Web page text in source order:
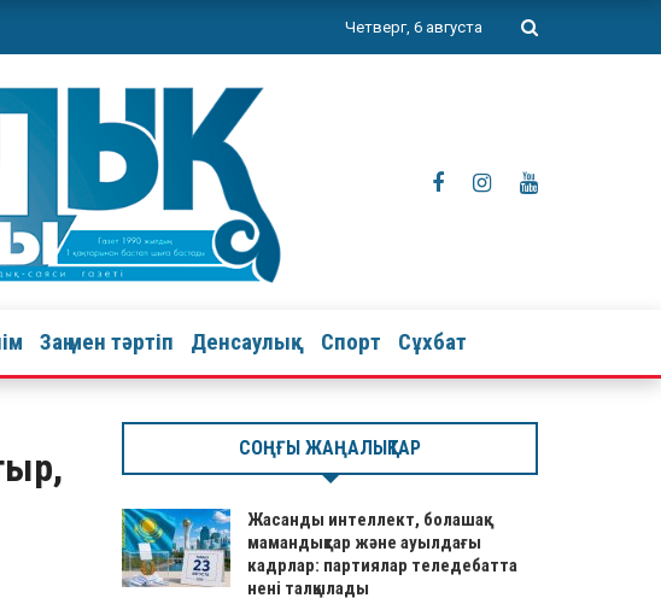
Четверг, 6 августа
Заң мен тәртіп Денсаулық Спорт Сұхбат
СОҢҒЫ ЖАҢАЛЫҚТАР
Жасанды интеллект, болашақ
мамандықтар және ауылдағы
кадрлар: партиялар теледебатта
нені талқылады